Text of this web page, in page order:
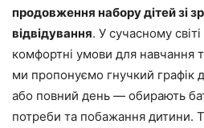
продовження набору дітей зі
відвідування. У сучасному
комфортні умови для навчання
ми пропонуємо гнучкий графік
або повний день — обирають
потреби та побажання дитини.